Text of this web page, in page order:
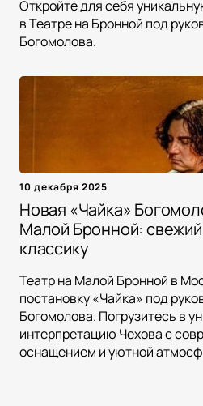
Откройте для себя
в Театре на Бронной под
Богомолова.
10 декабря 2025
Новая «Чайка»
Малой Бронной: свежий
классику
Театр на Малой Бронной в
постановку «Чайка» под
Богомолова. Погрузитесь в
интерпретацию Чехова с
оснащением и уютной